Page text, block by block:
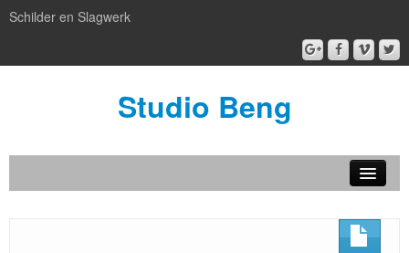
Schilder en Slagwerk
Studio Beng